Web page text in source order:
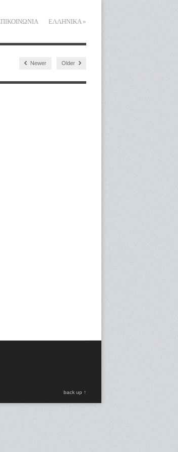
ΕΛΛΗΝΙΚΑ »
Newer Older
back up ↑